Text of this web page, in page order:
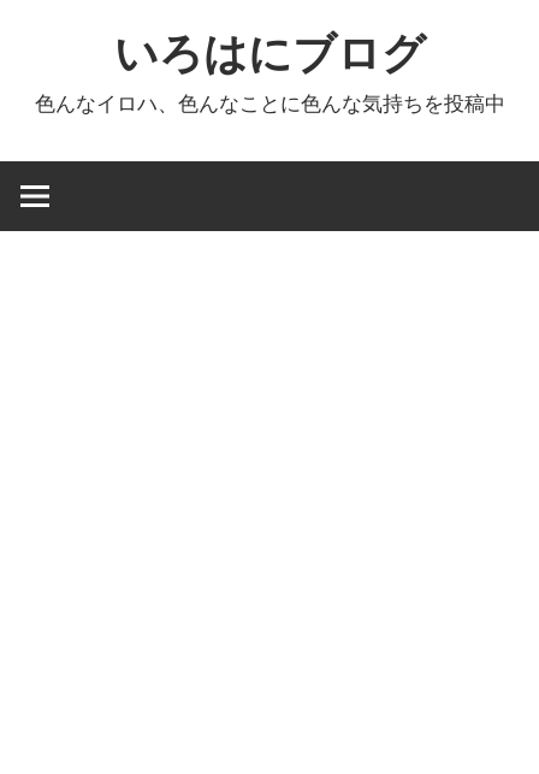
ツ
ス
いろはにブログ
色んなイロハ、色んなことに色んな気持ちを投稿中